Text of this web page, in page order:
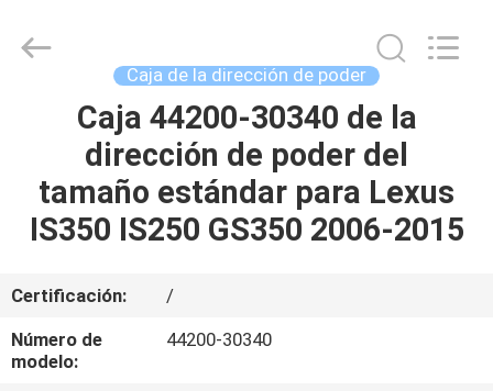
INICIO
PRODUCTOS
NOSOTROS
VISITA
gasolina
Supplier.
Caja de la dirección de poder
Caja 44200-30340 de la
dirección de poder del
tamaño estándar para Lexus
IS350 IS250 GS350 2006-2015
Certificación:
/
Número de
modelo:
44200-30340